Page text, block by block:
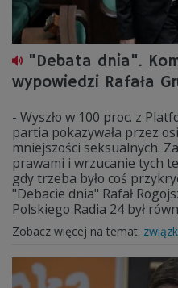
"Debata dnia".
wypowiedzi Rafała
- Wyszło w 100 proc. z
partia pokazywała przez
mniejszości seksualnych.
prawami i wrzucanie tych
gdy trzeba było coś
"Debacie dnia" Rafał
Polskiego Radia 24 był
Zobacz więcej na temat: